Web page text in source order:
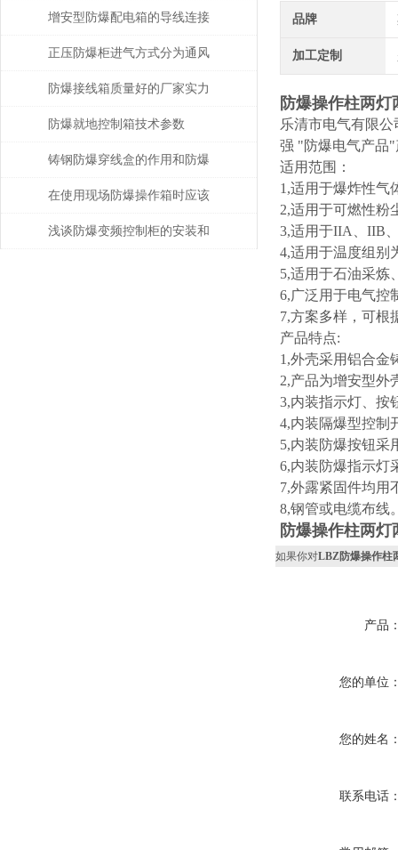
品牌
加工定制
防爆操作柱两灯
乐清市电气有限
强 "防爆电气产品
适用范围：
1,适用于爆炸性气
2,适用于可燃性粉
3,适用于IIA、IIB
4,适用于温度组别
5,适用于石油采炼
6,广泛用于电气控
7,方案多样，可根
产品特点:
1,外壳采用铝合金
2,产品为增安型外
3,内装指示灯、按
4,内装隔爆型控制
5,内装防爆按钮采
6,内装防爆指示灯
7,外露紧固件均用
8,钢管或电缆布线
防爆操作柱两灯
如果你对LBZ防爆操作柱
产品
您的单位
您的姓名
联系电话
的防爆电气设备注意事项
增安型防爆配电箱的导线连接
正压防爆柜进气方式分为通风
型和补偿型
防爆接线箱质量好的厂家实力
与产品性能解读
防爆就地控制箱技术参数
铸钢防爆穿线盒的作用和防爆
相关功能
在使用现场防爆操作箱时应该
注意什么事项呢？
浅谈防爆变频控制柜的安装和